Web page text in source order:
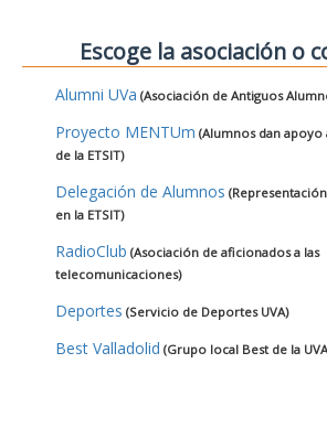
Escoge la asociación o
Alumni UVa (Asociación de Antiguos
Proyecto MENTUm (Alumnos dan
de la ETSIT)
Delegación de Alumnos
en la ETSIT)
RadioClub (Asociación de aficionados a las
telecomunicaciones)
Deportes (Servicio de Deportes UVA)
Best Valladolid (Grupo local Best de la